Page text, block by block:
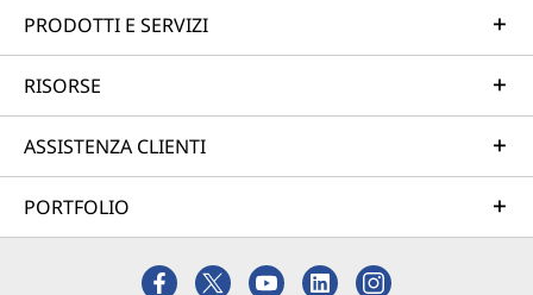
PRODOTTI E SERVIZI
RISORSE
ASSISTENZA CLIENTI
PORTFOLIO